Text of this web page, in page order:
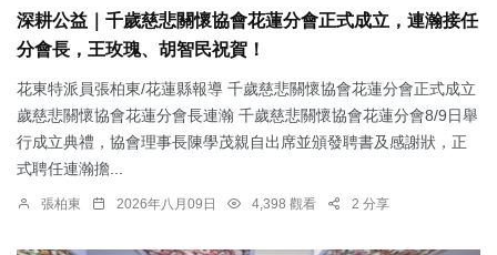
深耕公益｜千歲慈悲關懷協會花蓮分會正式成立，連瀚接任
分會長，王玫瑰、胡智民祝賀！
花東特派員張柏東/花蓮縣報導 千歲慈悲關懷協會花蓮分會正式成立
歲慈悲關懷協會花蓮分會長連瀚 千歲慈悲關懷協會花蓮分會8/9日舉
行成立典禮，協會理事長陳學茂親自出席並頒發聘書及感謝狀，正
式聘任連瀚擔...
張柏東 2026年八月09日 4,398 觀看 2 分享